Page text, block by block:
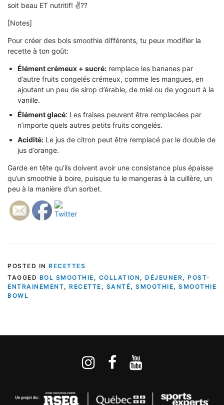
soit beau ET nutritif! ✌??
[Notes]
Pour créer des bols smoothie différents, tu peux modifier la
recette à ton goût:
Élément crémeux + sucré: remplace les bananes par
d’autre fruits congelés crémeux, comme les mangues, en
ajoutant un peu de sirop d’érable, de miel ou de yogourt à la
vanille.
Élément glacé: Les fraises peuvent être remplacées par
n’importe quels autres petits fruits congelés.
Acidité: Le jus de citron peut être remplacé par le double de
jus d’orange.
Garde en tête qu’ils doivent avoir une consistance plus épaisse
qu’un smoothie à boire, puisque tu le mangeras à la cuillère, un
peu à la manière d’un sorbet.
POSTED IN RECETTES
TAGGED BOL SMOOTHIE , COLLATION , DÉJEUNER, POST-
ENTRAINEMENT, RECETTE , SANTÉ, SMOOTHIE, SMOOTHIE
BOWL